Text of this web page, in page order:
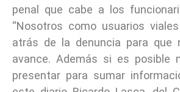
penal que cabe a los
“Nosotros como usuarios
atrás de la denuncia para que
avance. Además si es posible
presentar para sumar